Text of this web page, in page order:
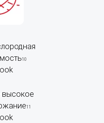
10
высокое
11